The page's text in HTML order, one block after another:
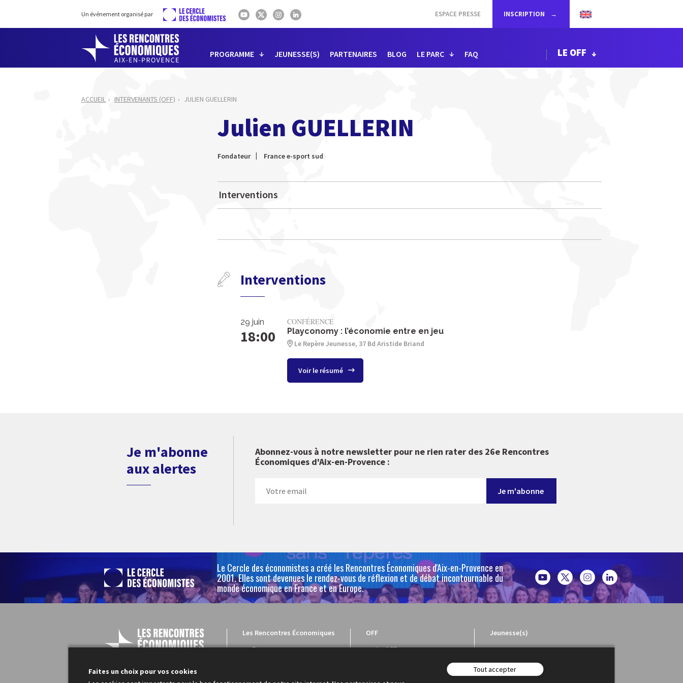
Un événement organisé par ESPACE PRESSE INSCRIPTION
PROGRAMME JEUNESSE(S) PARTENAIRES BLOG LE PARC FAQ LE OFF
ACCUEIL INTERVENANTS (OFF) JULIEN GUELLERIN
Julien GUELLERIN
Fondateur France e-sport sud
Interventions
Interventions
29 juin
18:00
CONFÉRENCE
Playconomy : l’économie entre en jeu
Le Repère Jeunesse, 37 Bd Aristide Briand
Voir le résumé
Je m'abonne
aux alertes
Abonnez-vous à notre newsletter pour ne rien rater des 26e Rencontres
Économiques d'Aix-en-Provence :
Le Cercle des économistes a créé les Rencontres Économiques d'Aix-en-Provence en
2001. Elles sont devenues le rendez-vous de réflexion et de débat incontournable du
monde économique en France et en Europe.
Les Rencontres Économiques
Programme
OFF
Le OFF
Jeunesse(s)
Faites un choix pour vos cookies
Tout accepter